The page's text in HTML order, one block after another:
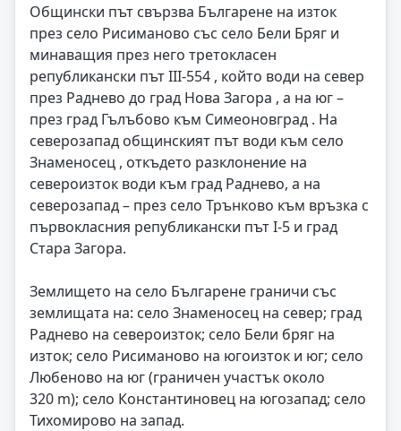
Общински път свързва Българене на изток
през село Рисиманово със село Бели Бряг и
минаващия през него третокласен
републикански път III-554 , който води на север
през Раднево до град Нова Загора , а на юг –
през град Гълъбово към Симеоновград . На
северозапад общинският път води към село
Знаменосец , откъдето разклонение на
североизток води към град Раднево, а на
северозапад – през село Трънково към връзка с
първокласния републикански път I-5 и град
Стара Загора.
Землището на село Българене граничи със
землищата на: село Знаменосец на север; град
Раднево на североизток; село Бели бряг на
изток; село Рисиманово на югоизток и юг; село
Любеново на юг (граничен участък около
320 m); село Константиновец на югозапад; село
Тихомирово на запад.